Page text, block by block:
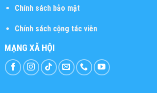
Chính sách bảo mật
Chính sách cộng tác viên
MẠNG XÃ HỘI